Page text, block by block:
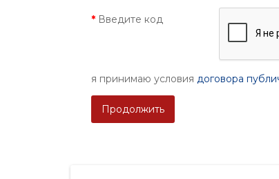
Введите код
я принимаю условия договора
Продолжить